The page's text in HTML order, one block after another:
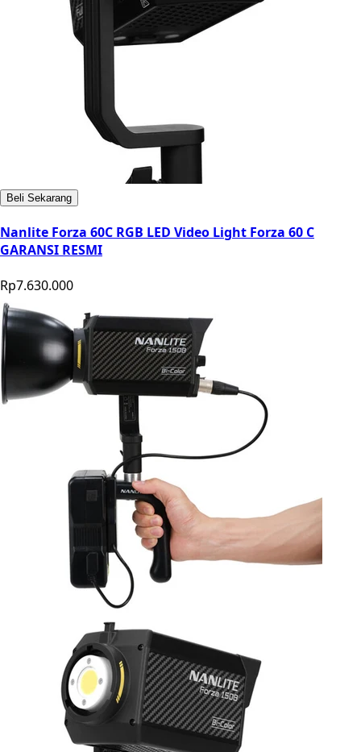
Beli Sekarang
Nanlite Forza 60C RGB LED Video Light Forza 60 C
GARANSI RESMI
Rp7.630.000